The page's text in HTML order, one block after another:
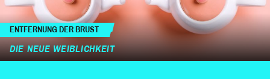
ENTFERNUNG DER BRUST
DIE NEUE WEIBLICHKEIT